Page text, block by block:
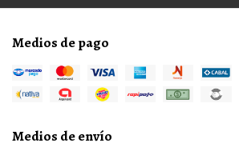
Medios de pago
Medios de envío